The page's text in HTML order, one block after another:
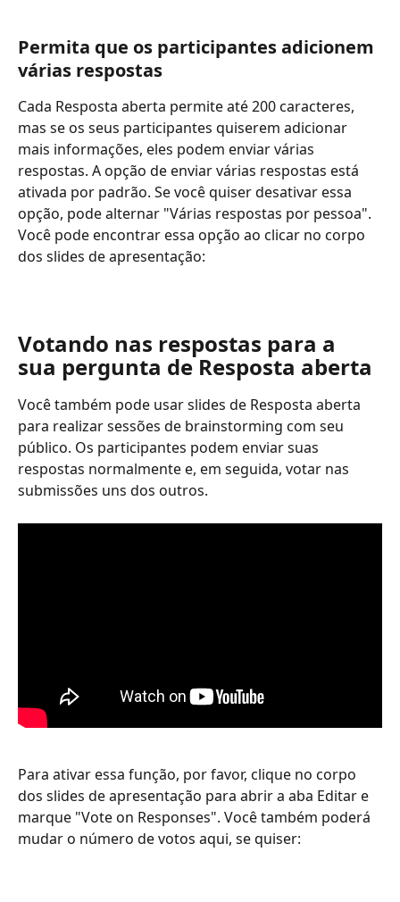
Permita que os participantes adicionem
várias respostas
Cada Resposta aberta permite até 200 caracteres,
mas se os seus participantes quiserem adicionar
mais informações, eles podem enviar várias
respostas. A opção de enviar várias respostas está
ativada por padrão. Se você quiser desativar essa
opção, pode alternar "Várias respostas por pessoa".
Você pode encontrar essa opção ao clicar no corpo
dos slides de apresentação:
Votando nas respostas para a
sua pergunta de Resposta aberta
Você também pode usar slides de Resposta aberta
para realizar sessões de brainstorming com seu
público. Os participantes podem enviar suas
respostas normalmente e, em seguida, votar nas
submissões uns dos outros.
Para ativar essa função, por favor, clique no corpo
dos slides de apresentação para abrir a aba Editar e
marque "Vote on Responses". Você também poderá
mudar o número de votos aqui, se quiser: